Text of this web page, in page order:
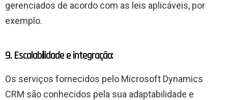
gerenciados de acordo com as leis aplicáveis, por
exemplo.
9. Escalabilidade e integração:
Os serviços fornecidos pelo Microsoft Dynamics
CRM são conhecidos pela sua adaptabilidade e